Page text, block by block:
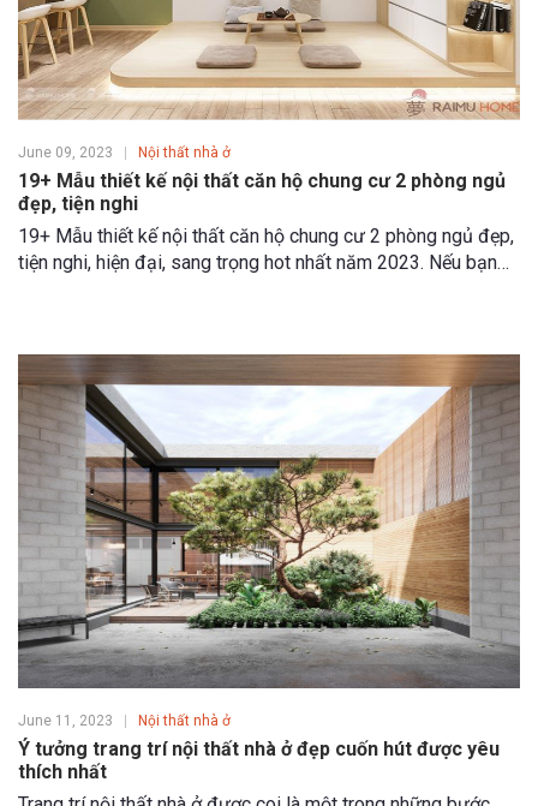
June 09, 2023 Nội thất nhà ở
19+ Mẫu thiết kế nội thất căn hộ chung cư 2 phòng ngủ
đẹp, tiện nghi
19+ Mẫu thiết kế nội thất căn hộ chung cư 2 phòng ngủ đẹp,
tiện nghi, hiện đại, sang trọng hot nhất năm 2023. Nếu bạn
June 11, 2023 Nội thất nhà ở
Ý tưởng trang trí nội thất nhà ở đẹp cuốn hút được yêu
thích nhất